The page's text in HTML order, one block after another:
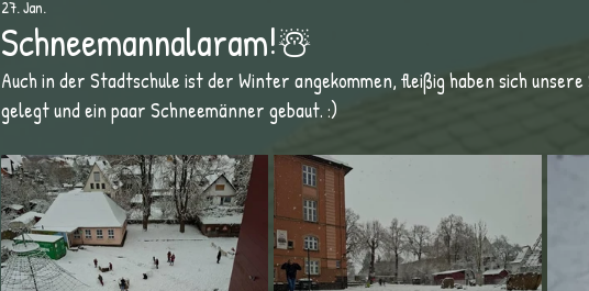
Schneemannalaram!☃️
27. Jan.
Auch in der Stadtschule ist der Winter angekommen, fleißig haben sich
gelegt und ein paar Schneemänner gebaut. :)